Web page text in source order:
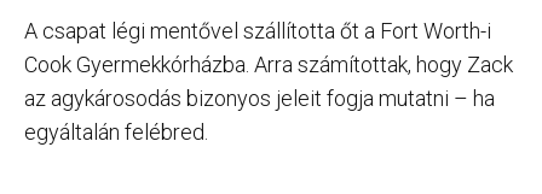
A csapat légi mentővel szállította őt a Fort Worth-i
Cook Gyermekkórházba. Arra számítottak, hogy Zack
az agykárosodás bizonyos jeleit fogja mutatni – ha
egyáltalán felébred.